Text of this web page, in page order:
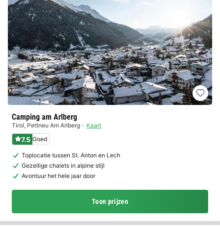
Camping am Arlberg
Tirol, Pettneu Am Arlberg Kaart
7.5 Goed
Toplocatie tussen St. Anton en Lech
Gezellige chalets in alpine stijl
Avontuur het hele jaar door
Toon prijzen